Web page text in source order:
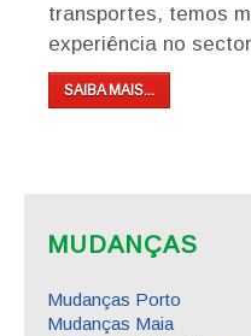
transportes, temos
experiência no
SAIBA MAIS...
MUDANÇAS
Mudanças Porto
Mudanças Maia